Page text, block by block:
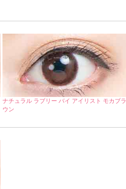
ナチュラル ラブリー バイ アイリスト モカブラ
ウン